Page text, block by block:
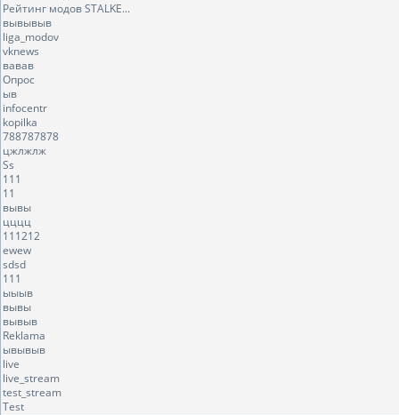
Рейтинг модов STALKE...
вывывыв
liga_modov
vknews
вавав
Опрос
ыв
infocentr
kopilka
788787878
цжлжлж
Ss
111
11
вывы
цццц
111212
ewew
sdsd
111
ыыыв
вывы
вывыв
Reklama
ывывыв
live
live_stream
test_stream
Test